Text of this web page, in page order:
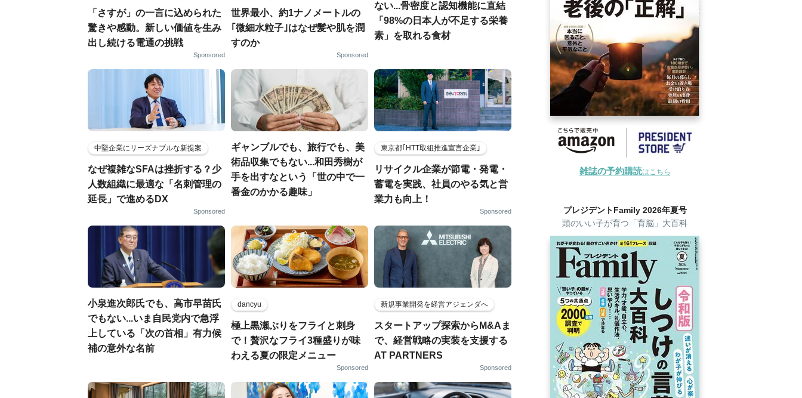
「さすが」の一言に込められた
驚きや感動。新しい価値を生み
出し続ける電通の挑戦
Sponsored
世界最小、約1ナノメートルの
｢微細水粒子｣はなぜ髪や肌を潤
すのか
Sponsored
ない...骨密度と認知機能に直結
「98%の日本人が不足する栄養
素」を取れる食材
中堅企業にリーズナブルな新提案
なぜ複雑なSFAは挫折する？少
人数組織に最適な「名刺管理の
延長」で進めるDX
Sponsored
ギャンブルでも、旅行でも、美
術品収集でもない...和田秀樹が
手を出すなという「世の中で一
番金のかかる趣味」
東京都｢HTT取組推進宣言企業｣
リサイクル企業が節電・発電・
蓄電を実践、社員のやる気と営
業力も向上！
Sponsored
小泉進次郎氏でも、高市早苗氏
でもない...いま自民党内で急浮
上している「次の首相」有力候
補の意外な名前
dancyu
極上黒瀬ぶりをフライと刺身
で！贅沢なフライ3種盛りが味
わえる夏の限定メニュー
Sponsored
新規事業開発を経営アジェンダへ
スタートアップ探索からM&Aま
で、経営戦略の実装を支援する
AT PARTNERS
Sponsored
雑誌の予約購読はこちら
プレジデントFamily 2026年夏号
頭のいい子が育つ「育脳」大百科